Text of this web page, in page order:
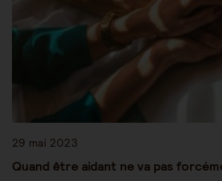
29 mai 2023
Quand être aidant ne va pas